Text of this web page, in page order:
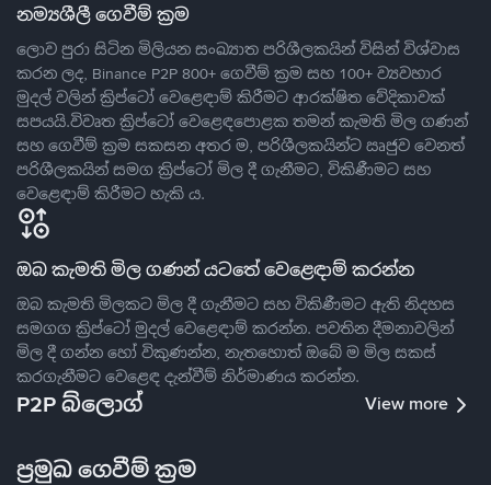
නම්‍යශීලී ගෙවීම් ක්‍රම
ලොව පුරා සිටින මිලියන සංඛ්‍යාත පරිශීලකයින් විසින් විශ්වාස
කරන ලද, Binance P2P 800+ ගෙවීම් ක්‍රම සහ 100+ ව්‍යවහාර
මුදල් වලින් ක්‍රිප්ටෝ වෙළෙඳාම් කිරීමට ආරක්ෂිත වේදිකාවක්
සපයයි.විවෘත ක්‍රිප්ටෝ වෙළෙඳපොළක තමන් කැමති මිල ගණන්
සහ ගෙවීම් ක්‍රම සකසන අතර ම, පරිශීලකයින්ට ඍජුව වෙනත්
පරිශීලකයින් සමග ක්‍රිප්ටෝ මිල දී ගැනීමට, විකිණීමට සහ
වෙළෙඳාම් කිරීමට හැකි ය.
ඔබ කැමති මිල ගණන් යටතේ වෙළෙඳාම් කරන්න
ඔබ කැමති මිලකට මිල දී ගැනීමට සහ විකිණීමට ඇති නිදහස
සමගග ක්‍රිප්ටෝ මුදල් වෙළෙඳාම් කරන්න. පවතින දීමනාවලින්
මිල දී ගන්න හෝ විකුණන්න, නැතහොත් ඔබේ ම මිල සකස්
කරගැනීමට වෙළෙඳ දැන්වීම් නිර්මාණය කරන්න.
P2P බ්ලොග් View more
ප්‍රමුඛ ගෙවීම් ක්‍රම